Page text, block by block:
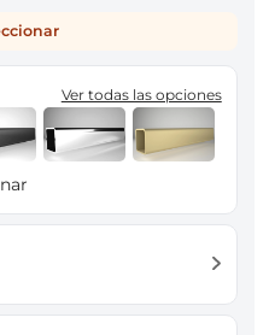
Ver todas las opciones